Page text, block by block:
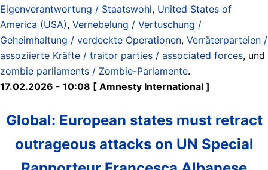
Eigenverantwortung / Staatswohl, United States of
America (USA), Vernebelung / Vertuschung /
Geheimhaltung / verdeckte Operationen, Verräterparteien /
assoziierte Kräfte / traitor parties / associated forces, und
zombie parliaments / Zombie-Parlamente.
17.02.2026 - 10:08 [ Amnesty International ]
Global: European states must retract
outrageous attacks on UN Special